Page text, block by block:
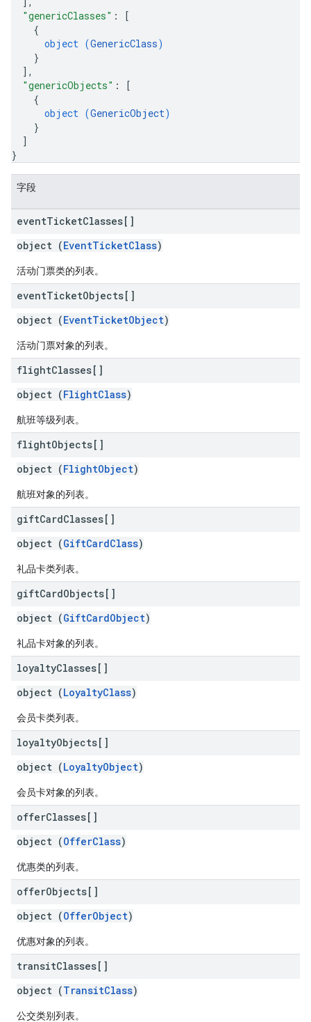
"genericClasses" :
[
{
object (GenericClass)
}
] ,
"genericObjects" :
[
{
object (GenericObject)
}
]
}
字段
eventTicketClasses[]
object (EventTicketClass)
活动门票类的列表。
eventTicketObjects[]
object (EventTicketObject)
活动门票对象的列表。
flightClasses[]
object (FlightClass)
航班等级列表。
flightObjects[]
object (FlightObject)
航班对象的列表。
giftCardClasses[]
object (GiftCardClass)
礼品卡类列表。
giftCardObjects[]
object (GiftCardObject)
礼品卡对象的列表。
loyaltyClasses[]
object (LoyaltyClass)
会员卡类列表。
loyaltyObjects[]
object (LoyaltyObject)
会员卡对象的列表。
offerClasses[]
object (OfferClass)
优惠类的列表。
offerObjects[]
object (OfferObject)
优惠对象的列表。
transitClasses[]
object (TransitClass)
公交类别列表。